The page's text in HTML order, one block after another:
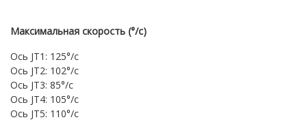
Максимальная скорость (°/с)
Ось JT1: 125°/с
Ось JT2: 102°/с
Ось JT3: 85°/с
Ось JT4: 105°/с
Ось JT5: 110°/с